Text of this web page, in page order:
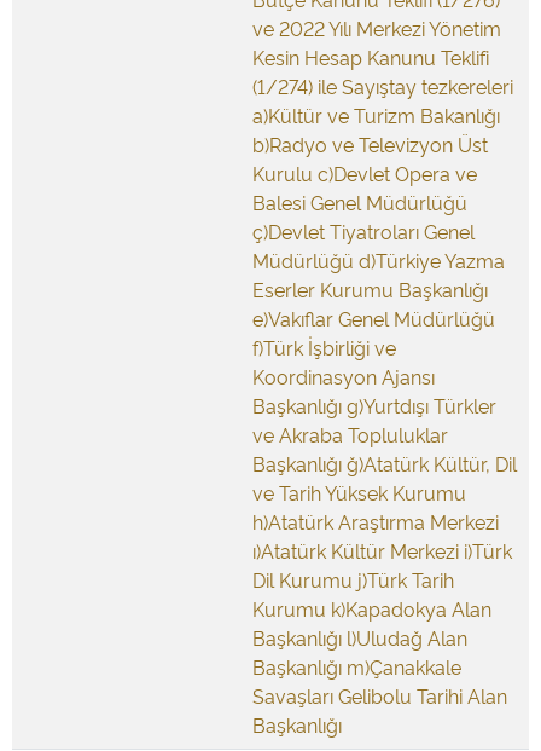
ve 2022 Yılı Merkezi Yönetim
Kesin Hesap Kanunu Teklifi
(1/274) ile Sayıştay tezkereleri
a)Kültür ve Turizm Bakanlığı
b)Radyo ve Televizyon Üst
Kurulu c)Devlet Opera ve
Balesi Genel Müdürlüğü
ç)Devlet Tiyatroları Genel
Müdürlüğü d)Türkiye Yazma
Eserler Kurumu Başkanlığı
e)Vakıflar Genel Müdürlüğü
f)Türk İşbirliği ve
Koordinasyon Ajansı
Başkanlığı g)Yurtdışı Türkler
ve Akraba Topluluklar
Başkanlığı ğ)Atatürk Kültür, Dil
ve Tarih Yüksek Kurumu
h)Atatürk Araştırma Merkezi
ı)Atatürk Kültür Merkezi i)Türk
Dil Kurumu j)Türk Tarih
Kurumu k)Kapadokya Alan
Başkanlığı l)Uludağ Alan
Başkanlığı m)Çanakkale
Savaşları Gelibolu Tarihi Alan
Başkanlığı